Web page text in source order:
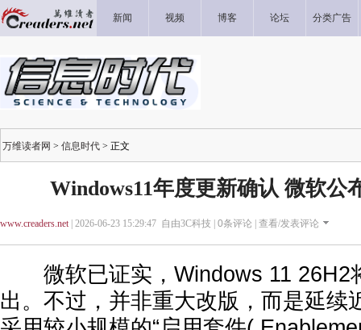
新闻 视频 博客 论坛 分类广告
万维读者网 > 信息时代 > 正文
Windows11年度更新确认 微软公
www.creaders.net| 2026-06-23 15:29:47 自由3C科技 | 0条评论 | 查看/发表评论
微软已证实，Windows 11 26H2
出。不过，并非重大改版，而是延续